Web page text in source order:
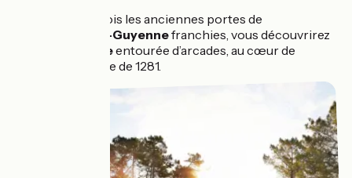
Plus à l'est, une fois les anciennes portes de
Sauveterre-de-Guyennefranchies, vous découvrirez
place centraleentourée d’arcades, au cœur de
l’ancienne bastide de 1281.